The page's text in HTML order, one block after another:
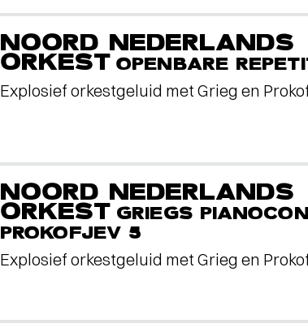
NOORD NEDERLANDS
ORKEST OPENBARE
Explosief orkestgeluid met Grieg en
NOORD NEDERLANDS
ORKEST GRIEGS
PROKOFJEV 5
Explosief orkestgeluid met Grieg en